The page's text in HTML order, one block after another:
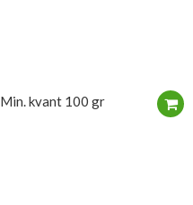
kvant 100 gr